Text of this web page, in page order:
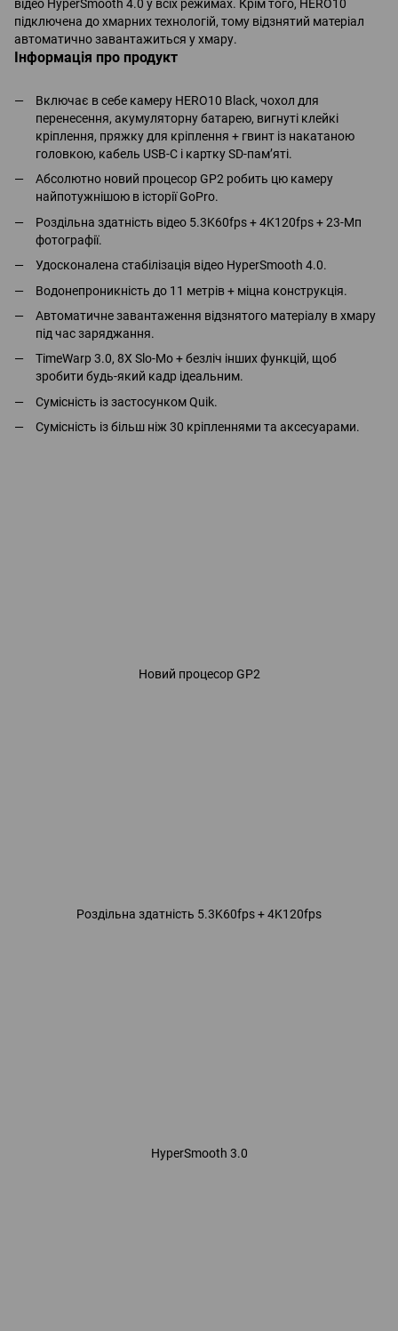
відео HyperSmooth 4.0 у всіх режимах. Крім того, HERO10
підключена до хмарних технологій, тому відзнятий матеріал
автоматично завантажиться у хмару.
Інформація про продукт
Включає в себе камеру HERO10 Black, чохол для
перенесення, акумуляторну батарею, вигнуті клейкі
кріплення, пряжку для кріплення + гвинт із накатаною
головкою, кабель USB-C і картку SD-пам’яті.
Абсолютно новий процесор GP2 робить цю камеру
найпотужнішою в історії GoPro.
Роздільна здатність відео 5.3K60fps + 4K120fps + 23-Мп
фотографії.
Удосконалена стабілізація відео HyperSmooth 4.0.
Водонепроникність до 11 метрів + міцна конструкція.
Автоматичне завантаження відзнятого матеріалу в хмару
під час заряджання.
TimeWarp 3.0, 8X Slo-Mo + безліч інших функцій, щоб
зробити будь-який кадр ідеальним.
Сумісність із застосунком Quik.
Сумісність із більш ніж 30 кріпленнями та аксесуарами.
Новий процесор GP2
Роздільна здатність 5.3K60fps + 4K120fps
HyperSmooth 3.0